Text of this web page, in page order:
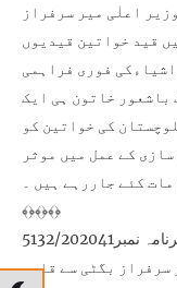
اعلٰی میر سرفراز
قید خواتین قیدیوں
فوری فراہمی
باشعور خاتون ہی ایک
کی خواتین کو
کے عمل میں موثر
کئے جاررہے ہیں ۔
﴾﴿﴾﴿﴾﴿
نمبر5132/202041
سرفراز بگٹی سے قاری